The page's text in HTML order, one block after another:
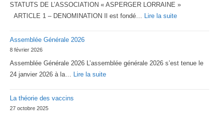
STATUTS DE L’ASSOCIATION « ASPERGER LORRAINE »
ARTICLE 1 – DENOMINATION Il est fondé… Lire la suite:
Lorraine
Assemblée Générale 2026
8 février 2026
Assemblée Générale 2026 L’assemblée générale 2026 s’est tenue le
24 janvier 2026 à la… Lire la suite:
La théorie des vaccins
27 octobre 2025